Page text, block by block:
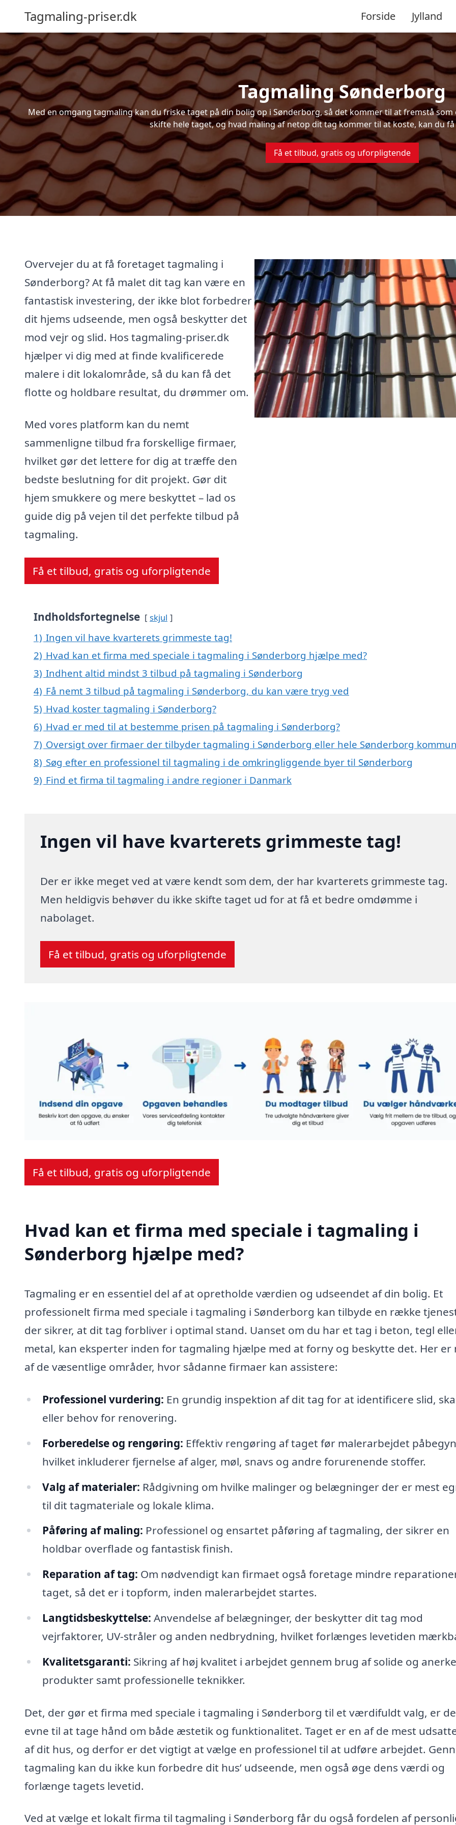
Tagmaling-priser.dk Forside Jylland
Tagmaling Sønderborg
Med en omgang tagmaling kan du friske taget på din bolig op i Sønderborg, så det kommer til at fremstå
skifte hele taget, og hvad maling af netop dit tag kommer til at koste, kan du
Få et tilbud, gratis og uforpligtende
Overvejer du at få foretaget tagmaling i
Sønderborg? At få malet dit tag kan være en
fantastisk investering, der ikke blot forbedrer
dit hjems udseende, men også beskytter det
mod vejr og slid. Hos tagmaling-priser.dk
hjælper vi dig med at finde kvalificerede
malere i dit lokalområde, så du kan få det
flotte og holdbare resultat, du drømmer om.
Med vores platform kan du nemt
sammenligne tilbud fra forskellige firmaer,
hvilket gør det lettere for dig at træffe den
bedste beslutning for dit projekt. Gør dit
hjem smukkere og mere beskyttet – lad os
guide dig på vejen til det perfekte tilbud på
tagmaling.
Få et tilbud, gratis og uforpligtende
Indholdsfortegnelse skjul
1) Ingen vil have kvarterets grimmeste tag!
2) Hvad kan et firma med speciale i tagmaling i Sønderborg hjælpe med?
3) Indhent altid mindst 3 tilbud på tagmaling i Sønderborg
4) Få nemt 3 tilbud på tagmaling i Sønderborg, du kan være tryg ved
5) Hvad koster tagmaling i Sønderborg?
6) Hvad er med til at bestemme prisen på tagmaling i Sønderborg?
7) Oversigt over firmaer der tilbyder tagmaling i Sønderborg eller hele Sønderborg
8) Søg efter en professionel til tagmaling i de omkringliggende byer til Sønderborg
9) Find et firma til tagmaling i andre regioner i Danmark
Ingen vil have kvarterets grimmeste tag!
Der er ikke meget ved at være kendt som dem, der har kvarterets grimmeste tag.
Men heldigvis behøver du ikke skifte taget ud for at få et bedre omdømme i
nabolaget.
Få et tilbud, gratis og uforpligtende
Få et tilbud, gratis og uforpligtende
Hvad kan et firma med speciale i tagmaling i
Sønderborg hjælpe med?
Tagmaling er en essentiel del af at opretholde værdien og udseendet af din bolig. Et
professionelt firma med speciale i tagmaling i Sønderborg kan tilbyde en række
der sikrer, at dit tag forbliver i optimal stand. Uanset om du har et tag i beton, tegl
metal, kan eksperter inden for tagmaling hjælpe med at forny og beskytte det. Her er
af de væsentlige områder, hvor sådanne firmaer kan assistere:
Professionel vurdering: En grundig inspektion af dit tag for at identificere slid,
eller behov for renovering.
Forberedelse og rengøring: Effektiv rengøring af taget før malerarbejdet
hvilket inkluderer fjernelse af alger, møl, snavs og andre forurenende stoffer.
Valg af materialer: Rådgivning om hvilke malinger og belægninger der er mest
til dit tagmateriale og lokale klima.
Påføring af maling: Professionel og ensartet påføring af tagmaling, der sikrer en
holdbar overflade og fantastisk finish.
Reparation af tag: Om nødvendigt kan firmaet også foretage mindre
taget, så det er i topform, inden malerarbejdet startes.
Langtidsbeskyttelse: Anvendelse af belægninger, der beskytter dit tag mod
vejrfaktorer, UV-stråler og anden nedbrydning, hvilket forlænges levetiden
Kvalitetsgaranti: Sikring af høj kvalitet i arbejdet gennem brug af solide og
produkter samt professionelle teknikker.
Det, der gør et firma med speciale i tagmaling i Sønderborg til et værdifuldt valg, er
evne til at tage hånd om både æstetik og funktionalitet. Taget er en af de mest
af dit hus, og derfor er det vigtigt at vælge en professionel til at udføre arbejdet.
tagmaling kan du ikke kun forbedre dit hus’ udseende, men også øge dens værdi og
forlænge tagets levetid.
Ved at vælge et lokalt firma til tagmaling i Sønderborg får du også fordelen af